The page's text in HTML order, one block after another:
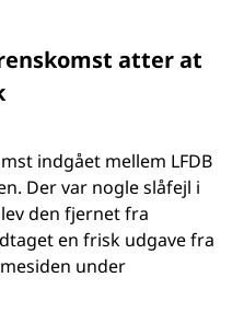
atter at
indgået mellem LFDB
Der var nogle slåfejl i
den fjernet fra
en frisk udgave fra
under